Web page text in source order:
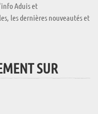
Aduis et
les dernières nouveautés et
SUR